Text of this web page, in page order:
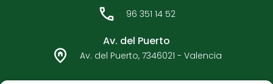
o
k
g
a
m
96 351 14 52
Av. del Puerto
Av. del Puerto, 7346021 - Valencia